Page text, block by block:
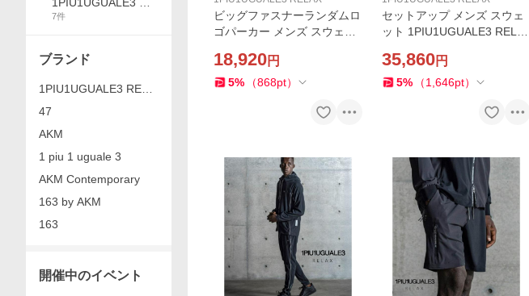
ビッグファスナーランダムロ
ゴパーカー メンズ スウェッ
フーディ ジャージ カジュア
ル スポーツ ウノピゥウノウ
18,920円
5% （868pt）
セットアップ メンズ スウェ
ット 1PIU1UGUALE3 RELA
ロゴ 上下セット ジャージ ル
ームウェア ウノピゥウノウ
35,860円
5% （1,646pt）
LF
7件
ブランド
1PIU1UGUALE3 RELA
X
47
AKM
1 piu 1 uguale 3
AKM Contemporary
163 by AKM
163
開催中のイベント